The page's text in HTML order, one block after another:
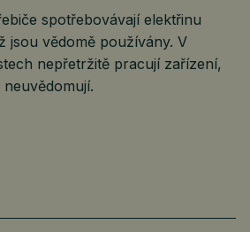
spotřebovávají elektřinu
jsou vědomě používány. V
nepřetržitě pracují zařízení,